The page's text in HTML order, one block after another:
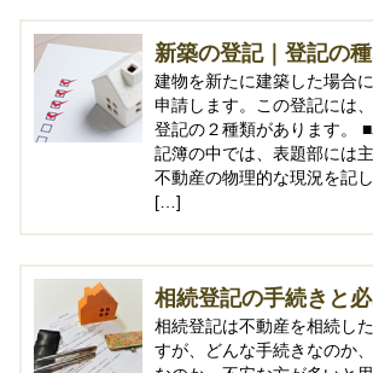
新築の登記｜登記の
建物を新たに建築した場合
申請します。この登記には
登記の２種類があります。
記簿の中では、表題部には
不動産の物理的な現況を記
[…]
相続登記の手続きと
相続登記は不動産を相続し
すが、どんな手続きなのか